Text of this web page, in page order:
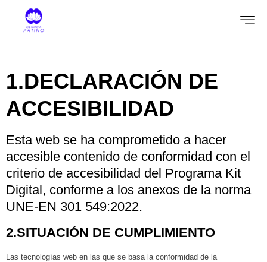
1.DECLARACIÓN DE
ACCESIBILIDAD
Esta web se ha comprometido a hacer
accesible contenido de conformidad con el
criterio de accesibilidad del Programa Kit
Digital, conforme a los anexos de la norma
UNE-EN 301 549:2022.
2.SITUACIÓN DE CUMPLIMIENTO
Las tecnologías web en las que se basa la conformidad de la